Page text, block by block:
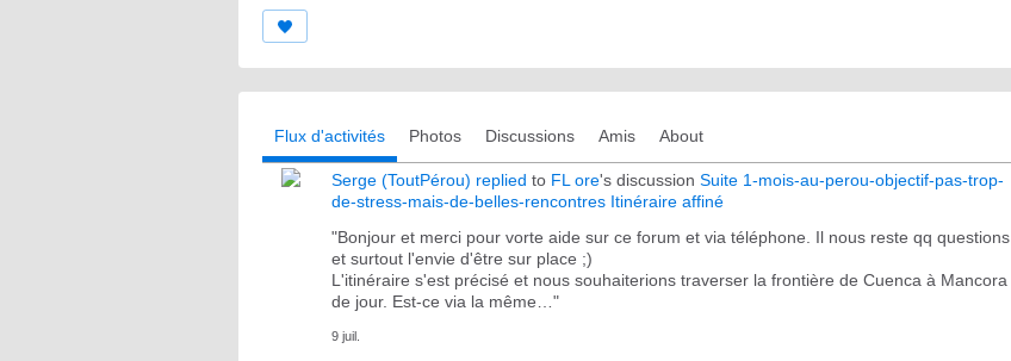
Flux d'activités Photos Discussions Amis About
Serge (ToutPérou) replied to FL ore's discussion Suite 1-mois-au-perou-objectif-pas-trop-
de-stress-mais-de-belles-rencontres Itinéraire affiné
"Bonjour et merci pour vorte aide sur ce forum et via téléphone. Il nous reste qq questions
et surtout l'envie d'être sur place ;)
L'itinéraire s'est précisé et nous souhaiterions traverser la frontière de Cuenca à Mancora
de jour. Est-ce via la même…"
9 juil.